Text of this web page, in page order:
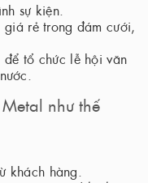
sự kiện.
giá rẻ trong đám cưới,
để tổ chức lễ hội văn
như thế
khách hàng.